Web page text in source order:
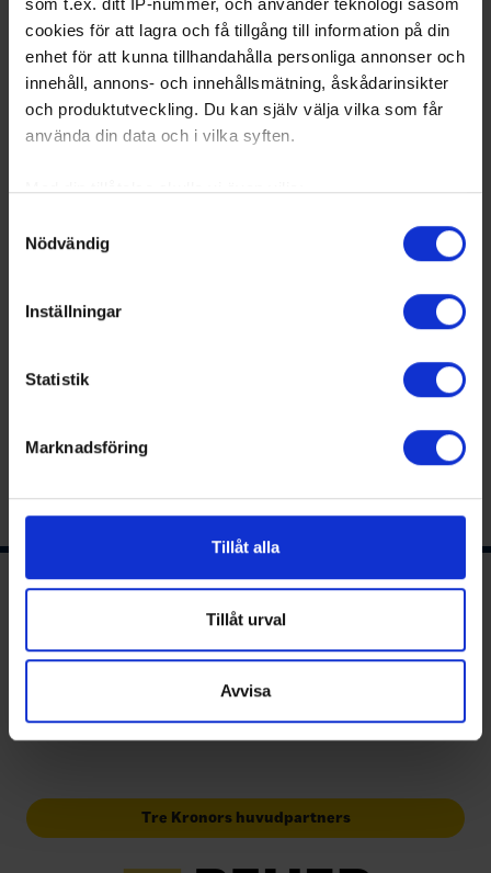
cookies för att lagra och få tillgång till information på din
enhet för att kunna tillhandahålla personliga annonser och
innehåll, annons- och innehållsmätning, åskådarinsikter
och produktutveckling. Du kan själv välja vilka som får
använda din data och i vilka syften.
Med din tillåtelse skulle vi även vilja:
som kan ha en noggrannhet på upp till flera meter
Ta reda på mer om hur dina personliga uppgifter
Du kan ändra eller dra tillbaka ditt samtycke när som
Vi använder enhetsidentifierare för att anpassa innehållet
för sociala medier och analysera vår trafik. Vi
vidarebefordrar även sådana identifierare och annan
annons- och analysföretag som vi samarbetar med.
Dessa kan i sin tur kombinera informationen med annan
samlat in när du har använt deras tjänster.
Nödvändig
Inställningar
Statistik
Marknadsföring
Tillåt alla
Tillåt urval
Avvisa
Alla resultat från U15 DM/Lilla VM
Svensk ishockeys huvudsponsor
Tre Kronors huvudpartners